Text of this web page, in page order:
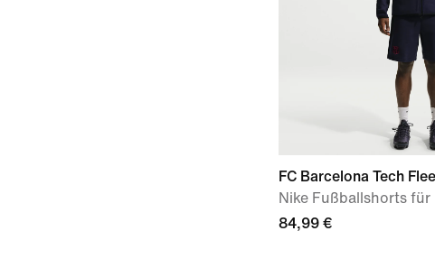
FC Barcelona Tech
Nike Fußballshorts für
84,99 €